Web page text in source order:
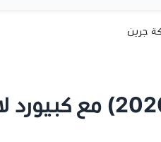
كفر ايباد اير 10.9 (2020)